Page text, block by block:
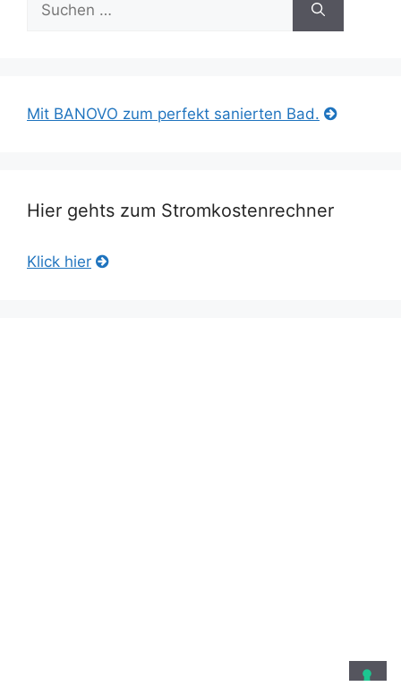
nach:
Mit BANOVO zum perfekt sanierten Bad.
Hier gehts zum Stromkostenrechner
Klick hier